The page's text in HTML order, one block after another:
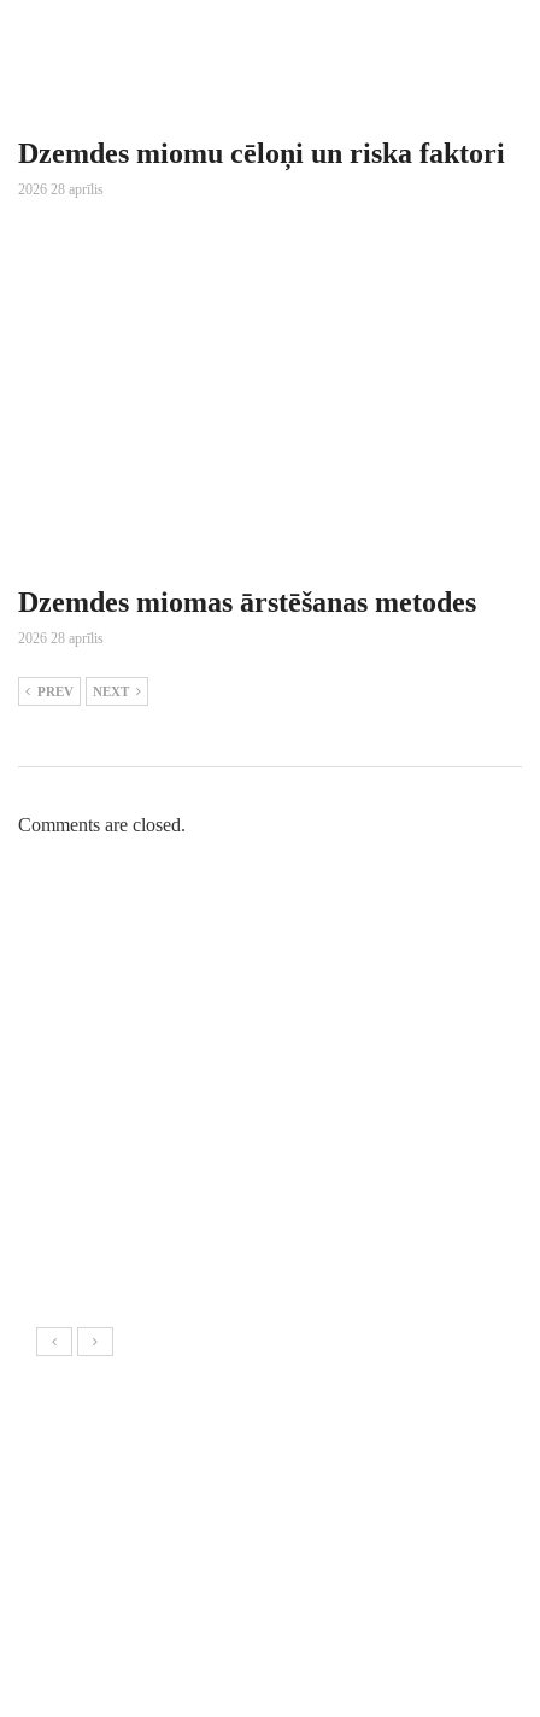
Dzemdes miomu cēloņi un riska faktori
2026 28 aprīlis
Dzemdes miomas ārstēšanas metodes
2026 28 aprīlis
PREV NEXT
Comments are closed.